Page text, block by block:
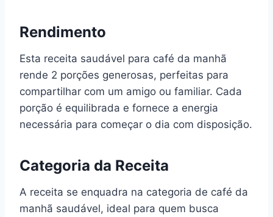
Rendimento
Esta receita saudável para café da manhã
rende 2 porções generosas, perfeitas para
compartilhar com um amigo ou familiar. Cada
porção é equilibrada e fornece a energia
necessária para começar o dia com disposição.
Categoria da Receita
A receita se enquadra na categoria de café da
manhã saudável, ideal para quem busca